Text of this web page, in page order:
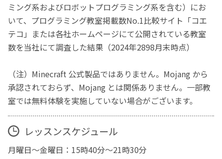
ミング系およびロボットプログラミング系を含む）にお
いて、プログラミング教室掲載数No.1比較サイト「コエ
テコ」または各社ホームページにて公開されている教室
数を当社にて調査した結果（2024年2898月末時点）
（注）Minecraft 公式製品ではありません。Mojang から
承認されておらず、Mojang とは関係ありません。一部教
室では無料体験を実施していない場合がございます。
レッスンスケジュール
月曜日～金曜日：15時40分～21時30分